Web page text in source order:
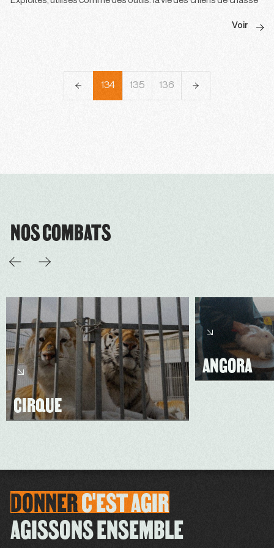
Voir
133 134 135 136 137
NOS COMBATS
CIRQUE
ANGORA
DONNERC'ESTAGIR
AGISSONS ENSEMBLE